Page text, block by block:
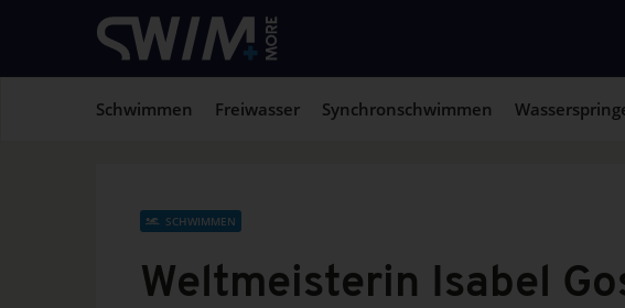
Schwimmen Freiwasser Synchronschwimmen
SCHWIMMEN
Weltmeisterin Isabel